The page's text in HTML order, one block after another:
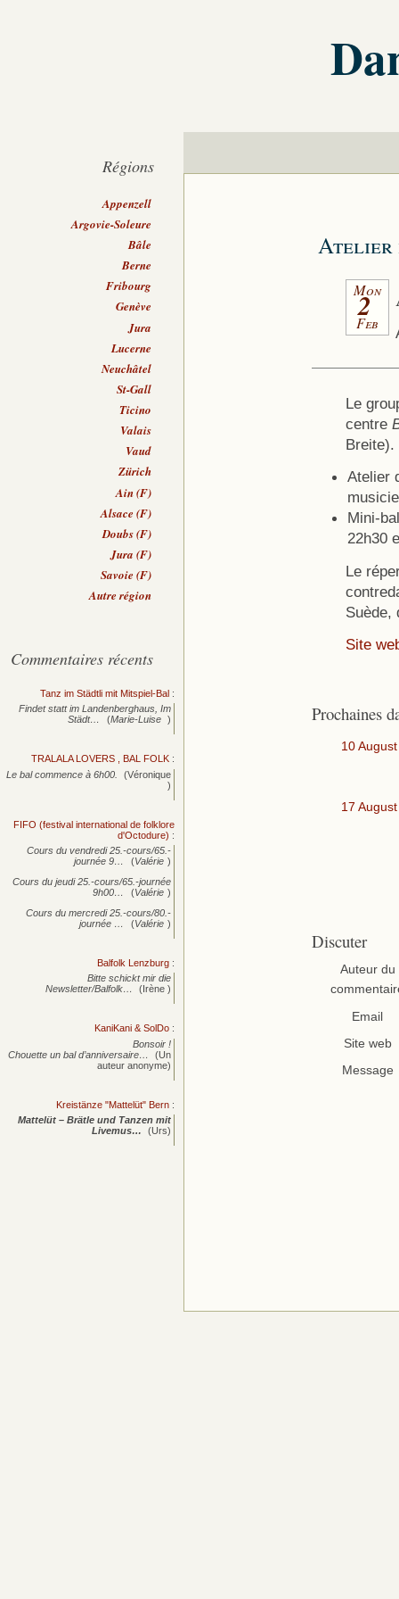
Atelier
Mon
2
Feb
Le
centre
Breite).
Atelier
Mini-
22h30
Le
Suède,
Site
Prochaines
10
17
Discuter
Auteur du
Email
Site web
Message
Régions
Appenzell
Argovie-Soleure
Bâle
Berne
Fribourg
Genève
Jura
Lucerne
Neuchâtel
St-Gall
Ticino
Valais
Vaud
Zürich
Ain (F)
Alsace (F)
Doubs (F)
Jura (F)
Savoie (F)
Autre région
Commentaires récents
Tanz im Städtli mit Mitspiel-Bal :
Findet statt im Landenberghaus, Im
Städt…
(Marie-Luise )
TRALALA LOVERS , BAL FOLK :
Le bal commence à 6h00.
(Véronique
)
FIFO (festival international de folklore
d'Octodure) :
Cours du vendredi 25.-cours/65.-
journée 9… (Valérie )
Cours du jeudi 25.-cours/65.-journée
9h00…
(Valérie )
Cours du mercredi 25.-cours/80.-
journée … (Valérie )
Balfolk Lenzburg :
Bitte schickt mir die
Newsletter/Balfolk…
(Irène )
KaniKani & SolDo :
Bonsoir !
Chouette un bal d’anniversaire…
(Un
auteur anonyme)
Kreistänze "Mattelüt" Bern :
Mattelüt – Brätle und Tanzen mit
Livemus…
(Urs)